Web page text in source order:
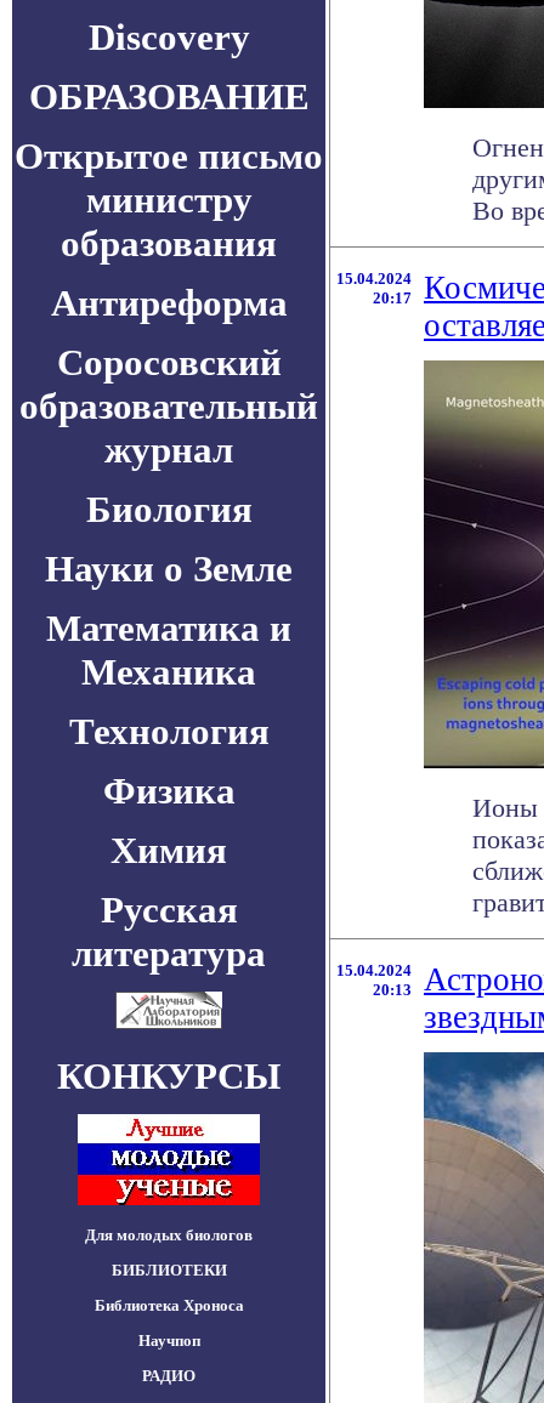
Discovery
ОБРАЗОВАНИЕ
Открытое письмо
министру
образования
Антиреформа
Соросовский
образовательный
журнал
Биология
Науки о Земле
Математика и
Механика
Технология
Физика
Химия
Русская
литература
КОНКУРСЫ
Для молодых биологов
БИБЛИОТЕКИ
Библиотека Хроноса
Научпоп
РАДИО
Во
15.04.2024
20:17
Ионы
15.04.2024
20:13